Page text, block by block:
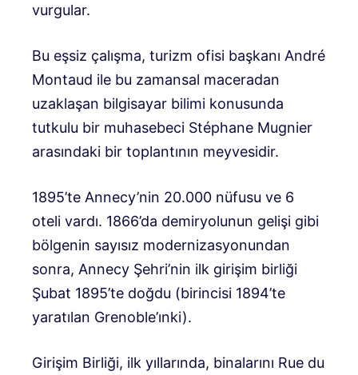
vurgular.
Bu eşsiz çalışma, turizm ofisi başkanı André
Montaud ile bu zamansal maceradan
uzaklaşan bilgisayar bilimi konusunda
tutkulu bir muhasebeci Stéphane Mugnier
arasındaki bir toplantının meyvesidir.
1895’te Annecy’nin 20.000 nüfusu ve 6
oteli vardı. 1866’da demiryolunun gelişi gibi
bölgenin sayısız modernizasyonundan
sonra, Annecy Şehri’nin ilk girişim birliği
Şubat 1895’te doğdu (birincisi 1894’te
yaratılan Grenoble’ınki).
Girişim Birliği, ilk yıllarında, binalarını Rue du